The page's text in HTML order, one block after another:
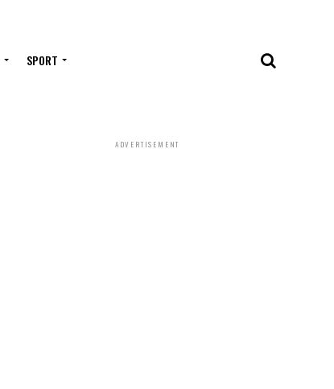
SPORT
ADVERTISEMENT